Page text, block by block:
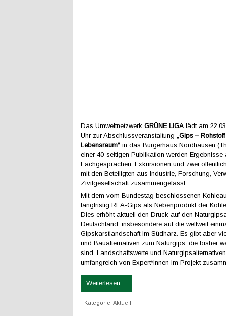
Das Umweltnetzwerk GRÜNE LIGAlädt am
Uhr zur Abschlussveranstaltung „Gips –
Lebensraum“ in das Bürgerhaus Nordhausen
einer 40-seitigen Publikation werden Ergebnisse
Fachgesprächen, Exkursionen und zwei
mit den Beteiligten aus Industrie, Forschung,
Zivilgesellschaft zusammengefasst.
Mit dem vom Bundestag beschlossenen
langfristig REA-Gips als Nebenprodukt der
Dies erhöht aktuell den Druck auf den
Deutschland, insbesondere auf die weltweit
Gipskarstlandschaft im Südharz. Es gibt aber
und Baualternativen zum Naturgips, die bisher
sind. Landschaftswerte und
umfangreich von Expert*innen im Projekt
Weiterlesen ...
Kategorie: Aktuell